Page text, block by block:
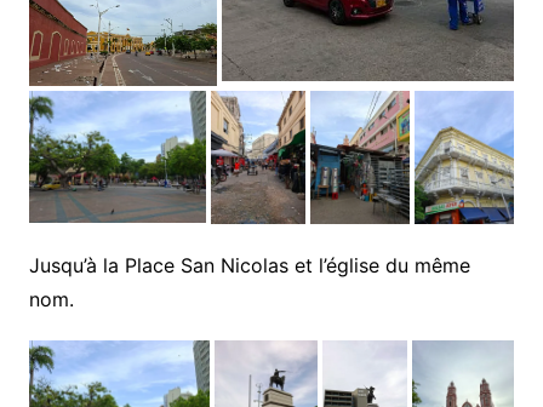
Jusqu’à la Place San Nicolas et l’église du même
nom.